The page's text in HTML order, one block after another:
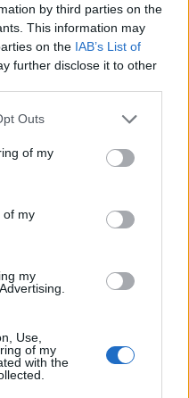
by third parties on the
This information may
on the IAB’s List of
further disclose it to other
Outs
of my
of my
my
Use,
of my
with the
sárgáját a
4-5 perc alatt
A vizet és az
majd a kemény